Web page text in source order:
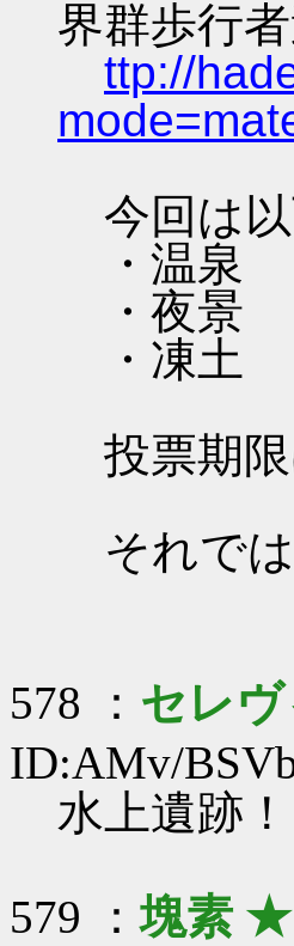
界群歩行
ttp://
今回は以
・温泉
・夜景
・凍土
投票期限
それでは
578 ： セレヴ
ID:AMv/
水上遺跡！
579 ：塊素 ★